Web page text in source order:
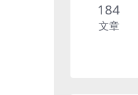
184
文章